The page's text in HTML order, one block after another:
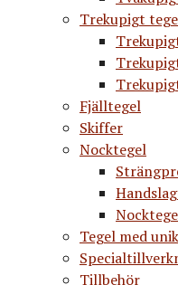
Trekupigt
Fjälltegel
Skiffer
Nocktegel
Tegel med
Tillbehör